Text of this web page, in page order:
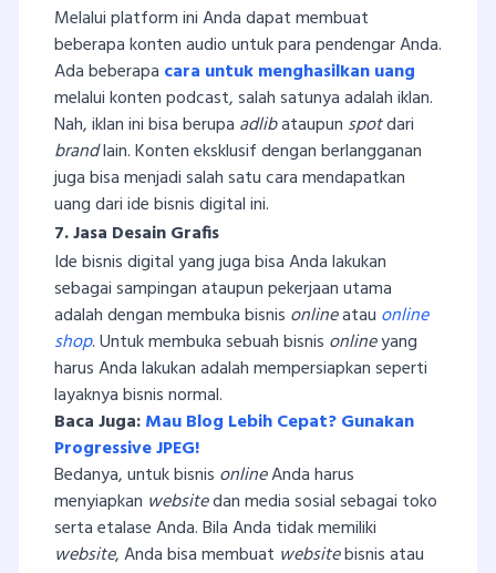
Melalui platform ini Anda dapat membuat
beberapa konten audio untuk para pendengar Anda.
Ada beberapa cara untuk menghasilkan uang
melalui konten podcast, salah satunya adalah iklan.
Nah, iklan ini bisa berupa adlibataupun spotdari
brandlain. Konten eksklusif dengan berlangganan
juga bisa menjadi salah satu cara mendapatkan
uang dari ide bisnis digital ini.
7. Jasa Desain Grafis
Ide bisnis digital yang juga bisa Anda lakukan
sebagai sampingan ataupun pekerjaan utama
adalah dengan membuka bisnis onlineatau online
shop. Untuk membuka sebuah bisnis onlineyang
harus Anda lakukan adalah mempersiapkan seperti
layaknya bisnis normal.
Baca Juga:Mau Blog Lebih Cepat? Gunakan
Progressive JPEG!
Bedanya, untuk bisnis onlineAnda harus
menyiapkan websitedan media sosial sebagai toko
serta etalase Anda. Bila Anda tidak memiliki
website, Anda bisa membuat websitebisnis atau